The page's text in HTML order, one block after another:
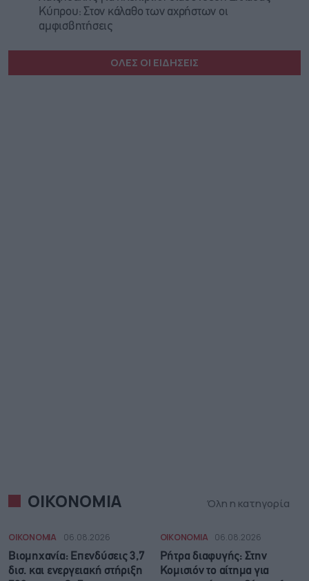
Κύπρου: Στον κάλαθο των αχρήστων οι
αμφισβητήσεις
ΟΛΕΣ ΟΙ ΕΙΔΗΣΕΙΣ
ΟΙΚΟΝΟΜΙΑ Όλη η κατηγορία
ΟΙΚΟΝΟΜΙΑ 06.08.2026
Βιομηχανία: Επενδύσεις 3,7
δισ. και ενεργειακή στήριξη
ΟΙΚΟΝΟΜΙΑ 06.08.2026
Ρήτρα διαφυγής: Στην
Κομισιόν το αίτημα για